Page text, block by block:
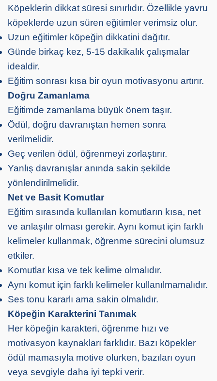
Köpeklerin dikkat süresi sınırlıdır. Özellikle yavru
köpeklerde uzun süren eğitimler verimsiz olur.
Uzun eğitimler köpeğin dikkatini dağıtır.
Günde birkaç kez, 5-15 dakikalık çalışmalar
idealdir.
Eğitim sonrası kısa bir oyun motivasyonu artırır.
Doğru Zamanlama
Eğitimde zamanlama büyük önem taşır.
Ödül, doğru davranıştan hemen sonra
verilmelidir.
Geç verilen ödül, öğrenmeyi zorlaştırır.
Yanlış davranışlar anında sakin şekilde
yönlendirilmelidir.
Net ve Basit Komutlar
Eğitim sırasında kullanılan komutların kısa, net
ve anlaşılır olması gerekir. Aynı komut için farklı
kelimeler kullanmak, öğrenme sürecini olumsuz
etkiler.
Komutlar kısa ve tek kelime olmalıdır.
Aynı komut için farklı kelimeler kullanılmamalıdır.
Ses tonu kararlı ama sakin olmalıdır.
Köpeğin Karakterini Tanımak
Her köpeğin karakteri, öğrenme hızı ve
motivasyon kaynakları farklıdır. Bazı köpekler
ödül mamasıyla motive olurken, bazıları oyun
veya sevgiyle daha iyi tepki verir.